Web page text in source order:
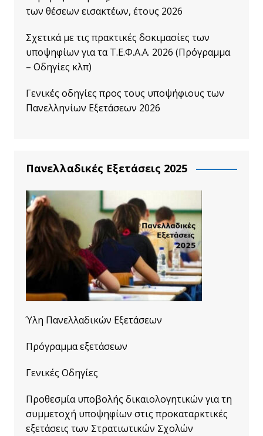
των θέσεων εισακτέων, έτους 2026
Σχετικά με τις πρακτικές δοκιμασίες των
υποψηφίων για τα Τ.Ε.Φ.Α.Α. 2026 (Πρόγραμμα
– Οδηγίες κλπ)
Γενικές οδηγίες προς τους υποψήφιους των
Πανελληνίων Εξετάσεων 2026
Πανελλαδικές Εξετάσεις 2025
Ύλη Πανελλαδικών Εξετάσεων
Πρόγραμμα εξετάσεων
Γενικές Οδηγίες
Προθεσμία υποβολής δικαιολογητικών για τη
συμμετοχή υποψηφίων στις προκαταρκτικές
εξετάσεις των Στρατιωτικών Σχολών